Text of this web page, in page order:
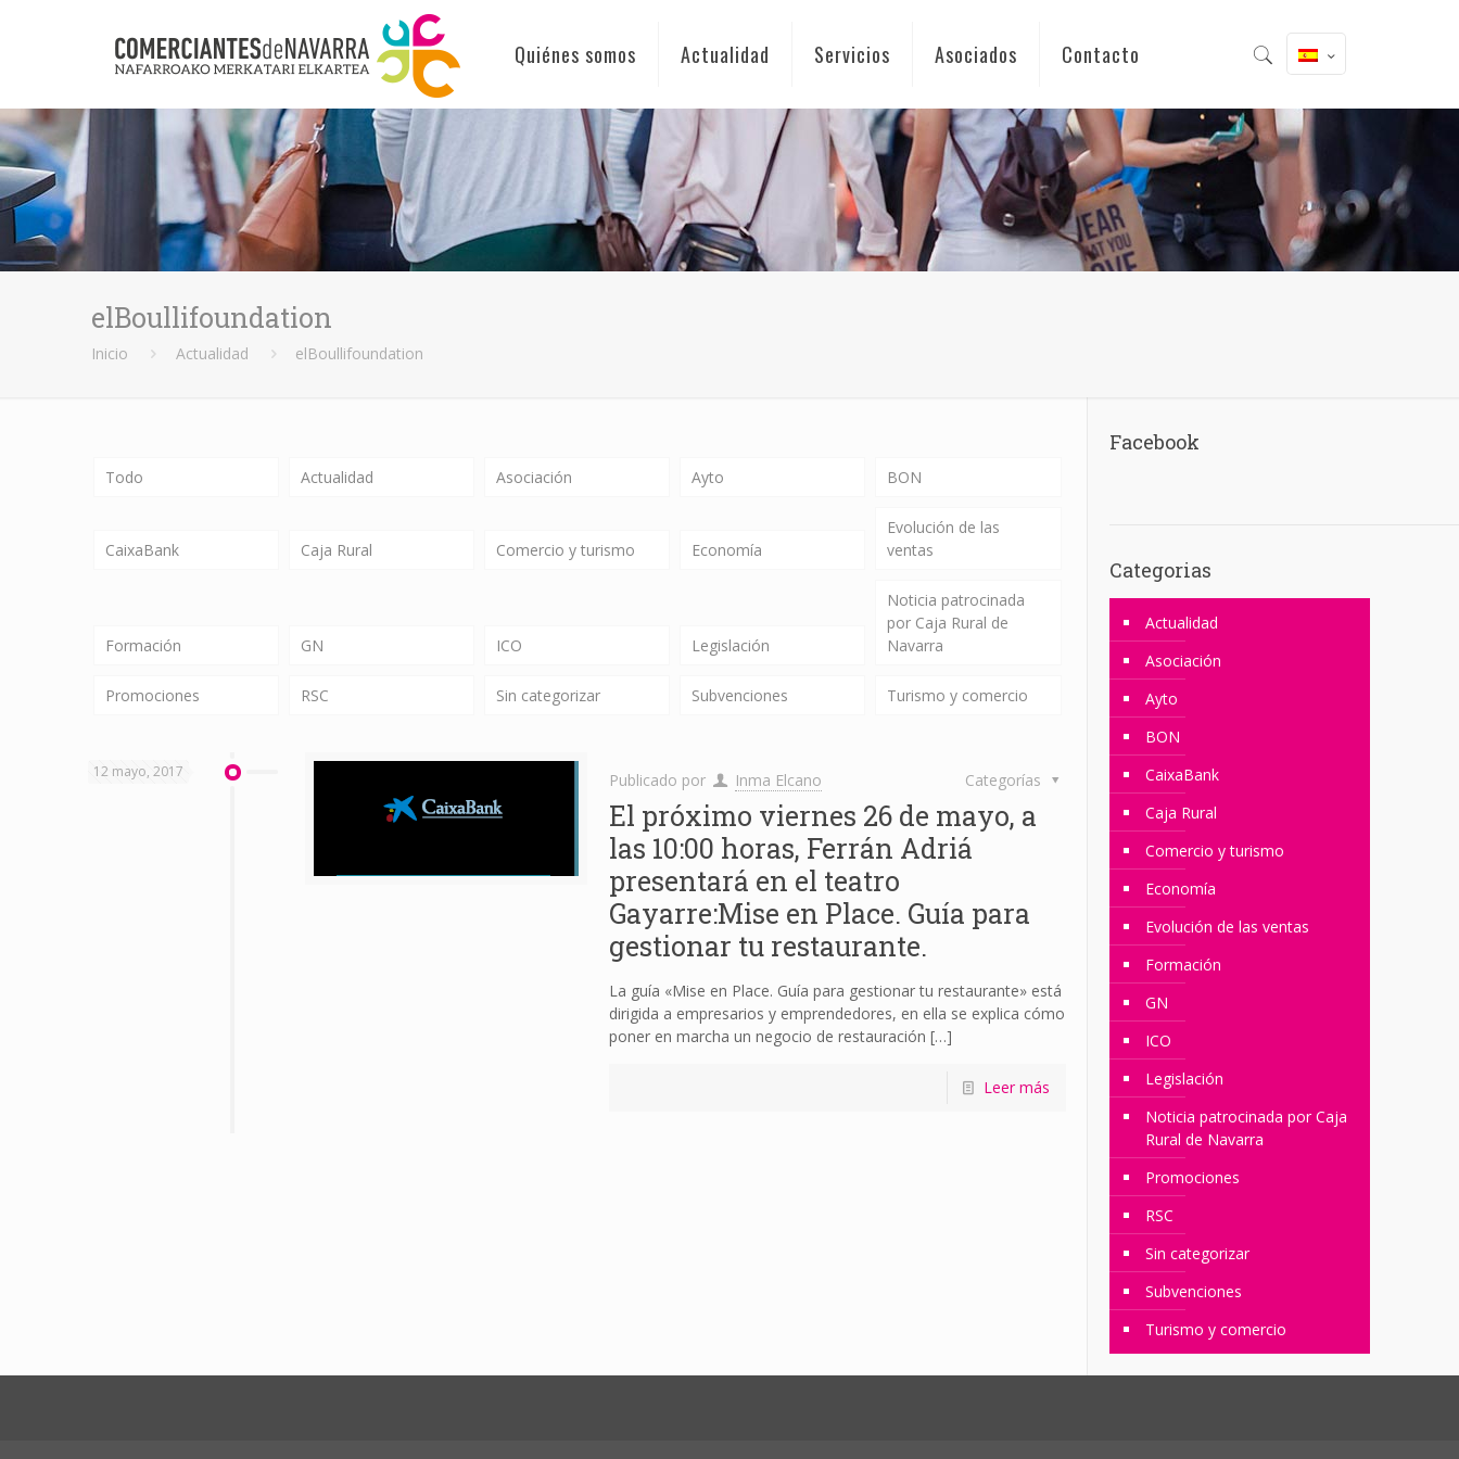
Quiénes somos Actualidad Servicios Asociados Contacto
elBoullifoundation
Inicio Actualidad elBoullifoundation
Todo Actualidad Asociación Ayto BON
CaixaBank Caja Rural Comercio y turismo Economía
Evolución de las
ventas
Formación GN ICO Legislación
Noticia patrocinada
por Caja Rural de
Navarra
Promociones RSC Sin categorizar Subvenciones Turismo y comercio
12 mayo, 2017 Publicado por Inma Elcano Categorías
El próximo viernes 26 de mayo, a
las 10:00 horas, Ferrán Adriá
presentará en el teatro
Gayarre:Mise en Place. Guía para
gestionar tu restaurante.
La guía «Mise en Place. Guía para gestionar tu restaurante» está
dirigida a empresarios y emprendedores, en ella se explica cómo
poner en marcha un negocio de restauración […]
Leer más
Facebook
Categorias
Actualidad
Asociación
Ayto
BON
CaixaBank
Caja Rural
Comercio y turismo
Economía
Evolución de las ventas
Formación
GN
ICO
Legislación
Noticia patrocinada por Caja
Rural de Navarra
Promociones
RSC
Sin categorizar
Subvenciones
Turismo y comercio